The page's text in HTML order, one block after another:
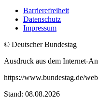
Barrierefreiheit
Datenschutz
Impressum
© Deutscher Bundestag
Ausdruck aus dem Internet-
https://www.bundestag.de/
Stand: 08.08.2026